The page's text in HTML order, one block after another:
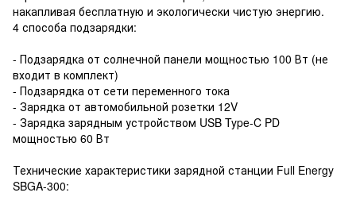
накапливая бесплатную и экологически чистую энергию.
4 способа подзарядки:
- Подзарядка от солнечной панели мощностью 100 Вт (не
входит в комплект)
- Подзарядка от сети переменного тока
- Зарядка от автомобильной розетки 12V
- Зарядка зарядным устройством USB Type-C PD
мощностью 60 Вт
Технические характеристики зарядной станции Full Energy
SBGA-300: